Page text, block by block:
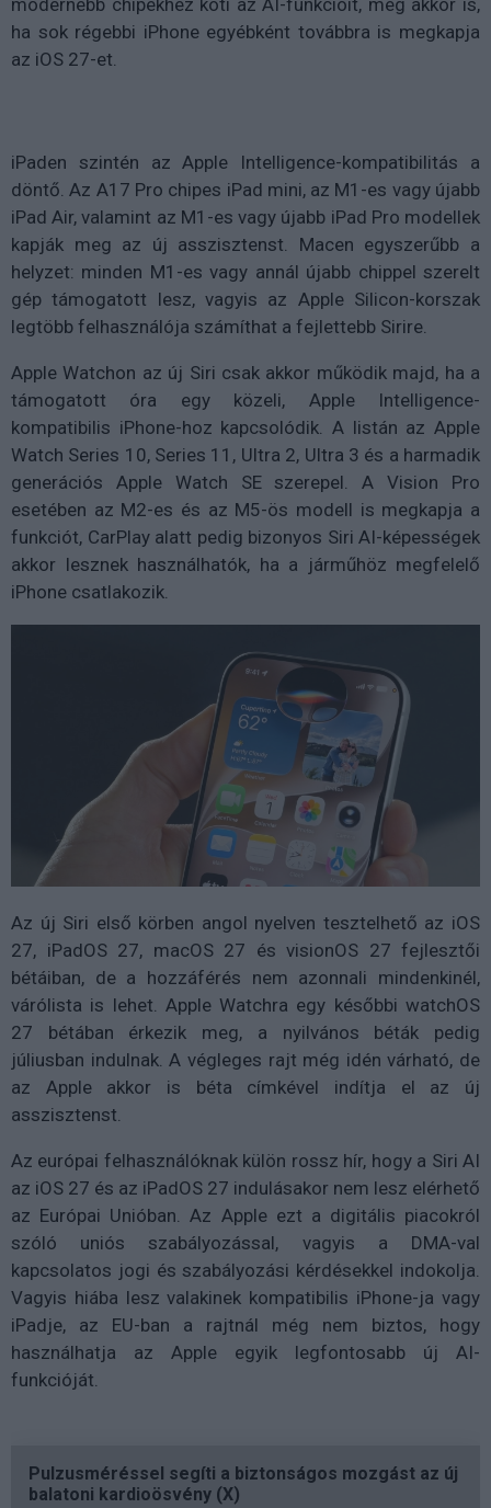
modernebb chipekhez köti az AI-funkcióit, még akkor is,
ha sok régebbi iPhone egyébként továbbra is megkapja
az iOS 27-et.
iPaden szintén az Apple Intelligence-kompatibilitás a
döntő. Az A17 Pro chipes iPad mini, az M1-es vagy újabb
iPad Air, valamint az M1-es vagy újabb iPad Pro modellek
kapják meg az új asszisztenst. Macen egyszerűbb a
helyzet: minden M1-es vagy annál újabb chippel szerelt
gép támogatott lesz, vagyis az Apple Silicon-korszak
legtöbb felhasználója számíthat a fejlettebb Sirire.
Apple Watchon az új Siri csak akkor működik majd, ha a
támogatott óra egy közeli, Apple Intelligence-
kompatibilis iPhone-hoz kapcsolódik. A listán az Apple
Watch Series 10, Series 11, Ultra 2, Ultra 3 és a harmadik
generációs Apple Watch SE szerepel. A Vision Pro
esetében az M2-es és az M5-ös modell is megkapja a
funkciót, CarPlay alatt pedig bizonyos Siri AI-képességek
akkor lesznek használhatók, ha a járműhöz megfelelő
iPhone csatlakozik.
Az új Siri első körben angol nyelven tesztelhető az iOS
27, iPadOS 27, macOS 27 és visionOS 27 fejlesztői
bétáiban, de a hozzáférés nem azonnali mindenkinél,
várólista is lehet. Apple Watchra egy későbbi watchOS
27 bétában érkezik meg, a nyilvános béták pedig
júliusban indulnak. A végleges rajt még idén várható, de
az Apple akkor is béta címkével indítja el az új
asszisztenst.
Az európai felhasználóknak külön rossz hír, hogy a Siri AI
az iOS 27 és az iPadOS 27 indulásakor nem lesz elérhető
az Európai Unióban. Az Apple ezt a digitális piacokról
szóló uniós szabályozással, vagyis a DMA-val
kapcsolatos jogi és szabályozási kérdésekkel indokolja.
Vagyis hiába lesz valakinek kompatibilis iPhone-ja vagy
iPadje, az EU-ban a rajtnál még nem biztos, hogy
használhatja az Apple egyik legfontosabb új AI-
funkcióját.
Pulzusméréssel segíti a biztonságos mozgást az új
balatoni kardioösvény (X)